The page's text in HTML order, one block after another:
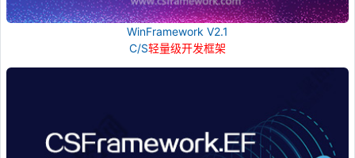
WinFramework V2.1
C/S轻量级开发框架